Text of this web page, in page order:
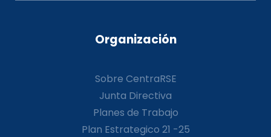
Organización
Sobre CentraRSE
Junta Directiva
Planes de Trabajo
Plan Estrategico 21 -25